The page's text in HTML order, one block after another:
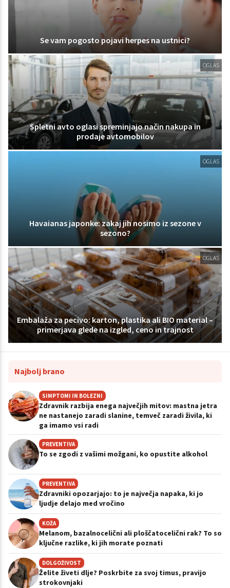
Se vam pogosto pojavi herpes na ustnici?
OGLAS
Spletni avto oglasi spreminjajo način nakupa in
prodaje avtomobilov
OGLAS
Havaianas japonke: zakaj jih nosimo iz sezone v
sezono?
OGLAS
Embalaža za pecivo: karton, plastika ali BIO material –
primerjava glede na izgled, ceno in trajnost
Najbolj brano
SIMPTOMI IN BOLEZNI
Zdravnik razbija enega največjih mitov: mastna jetra
ne nastanejo zaradi slanine, temveč zaradi živila, ki
ga imamo vsi radi
PREVENTIVA
To se zgodi z vašimi možgani, ko opustite alkohol
PREVENTIVA
Zdravniki opozarjajo: to je največja napaka, ki jo
ljudje delajo med vročino
KOŽA
Melanom, bazalnocelični ali ploščatocelični rak? To so
ključne razlike, ki jih morate poznati
DOLGOŽIVOST
Želite živeti dlje? Poskrbite za svoj timus, pravijo
strokovnjaki